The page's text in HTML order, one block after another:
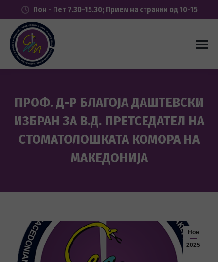
Пон - Пет 7.30-15.30; Прием на странки од 10-15
ПРОФ. Д-Р БЛАГОЈА ДАШТЕВСКИ
ИЗБРАН ЗА В.Д. ПРЕТСЕДАТЕЛ НА
СТОМАТОЛОШКАТА КОМОРА НА
МАКЕДОНИЈА
Ное
2025